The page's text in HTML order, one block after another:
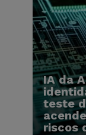
IA da
teste
riscos